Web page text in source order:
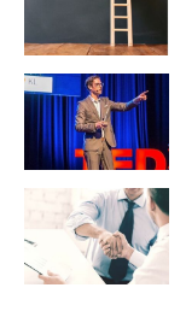
de
vorige
pagina